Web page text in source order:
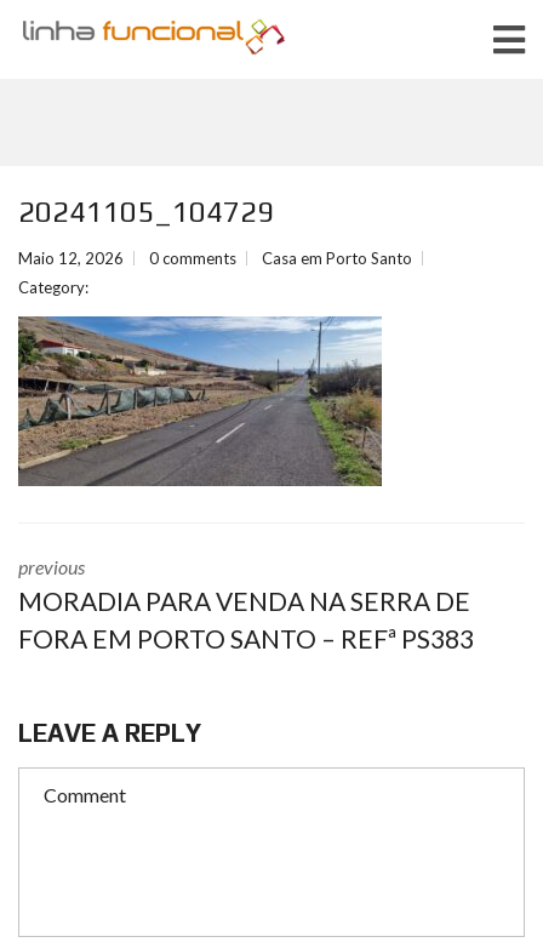
20241105_104729
Maio 12, 2026 0 comments
Casa em Porto Santo
Category:
previous
MORADIA PARA VENDA NA SERRA DE
FORA EM PORTO SANTO – REFª PS383
LEAVE A REPLY